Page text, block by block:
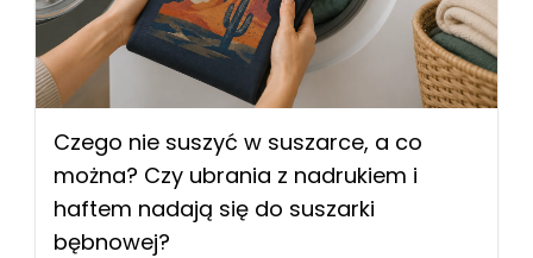
Czego nie suszyć w suszarce, a co
można? Czy ubrania z nadrukiem i
haftem nadają się do suszarki
bębnowej?